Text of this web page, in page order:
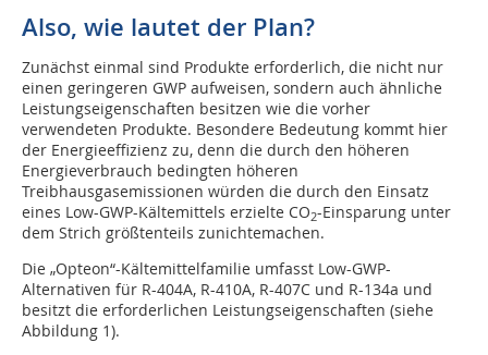
Also, wie lautet der Plan?
Zunächst einmal sind Produkte erforderlich, die nicht nur
einen geringeren GWP aufweisen, sondern auch ähnliche
Leistungseigenschaften besitzen wie die vorher
verwendeten Produkte. Besondere Bedeutung kommt hier
der Energieeffizienz zu, denn die durch den höheren
Energieverbrauch bedingten höheren
Treibhausgasemissionen würden die durch den Einsatz
eines Low-GWP-Kältemittels erzielte CO2-Einsparung unter
dem Strich größtenteils zunichtemachen.
Die „Opteon“-Kältemittelfamilie umfasst Low-GWP-
Alternativen für R-404A, R-410A, R-407C und R-134a und
besitzt die erforderlichen Leistungseigenschaften (siehe
Abbildung 1).